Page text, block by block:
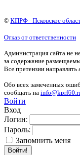
© КПРФ - Псковское
Отказ от ответственности
Администрация сайта не
за содержание
Все претензии направлять
Обо всех замеченных
сообщать на
Войти
Вход
Логин:
Пароль:
Запомнить меня